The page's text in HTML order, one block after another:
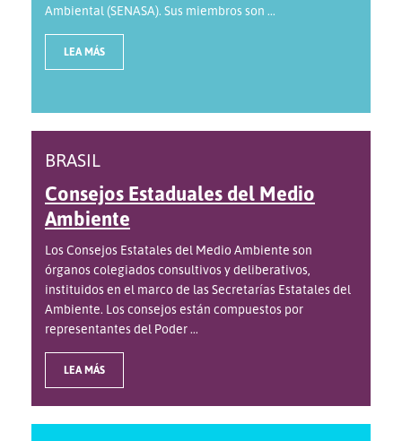
Ambiental (SENASA). Sus miembros son ...
LEA MÁS
BRASIL
Consejos Estaduales del Medio
Ambiente
Los Consejos Estatales del Medio Ambiente son
órganos colegiados consultivos y deliberativos,
instituidos en el marco de las Secretarías Estatales del
Ambiente. Los consejos están compuestos por
representantes del Poder ...
LEA MÁS